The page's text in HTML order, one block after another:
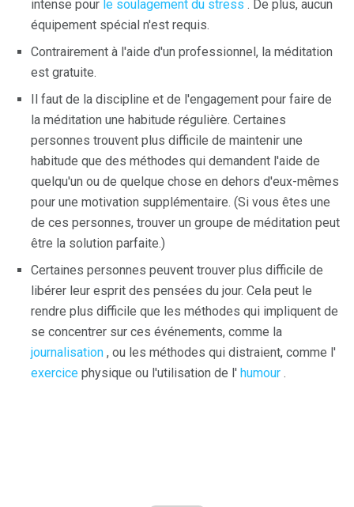
intense pour le soulagement du stress . De plus, aucun
équipement spécial n'est requis.
Contrairement à l'aide d'un professionnel, la méditation
est gratuite.
Il faut de la discipline et de l'engagement pour faire de
la méditation une habitude régulière. Certaines
personnes trouvent plus difficile de maintenir une
habitude que des méthodes qui demandent l'aide de
quelqu'un ou de quelque chose en dehors d'eux-mêmes
pour une motivation supplémentaire. (Si vous êtes une
de ces personnes, trouver un groupe de méditation peut
être la solution parfaite.)
Certaines personnes peuvent trouver plus difficile de
libérer leur esprit des pensées du jour. Cela peut le
rendre plus difficile que les méthodes qui impliquent de
se concentrer sur ces événements, comme la
journalisation , ou les méthodes qui distraient, comme l'
exercice physique ou l'utilisation de l' humour .